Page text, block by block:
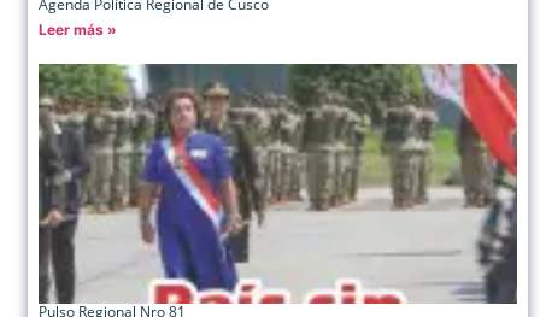
Agenda Política Regional de Cusco
Leer más »
Pulso Regional Nro 81